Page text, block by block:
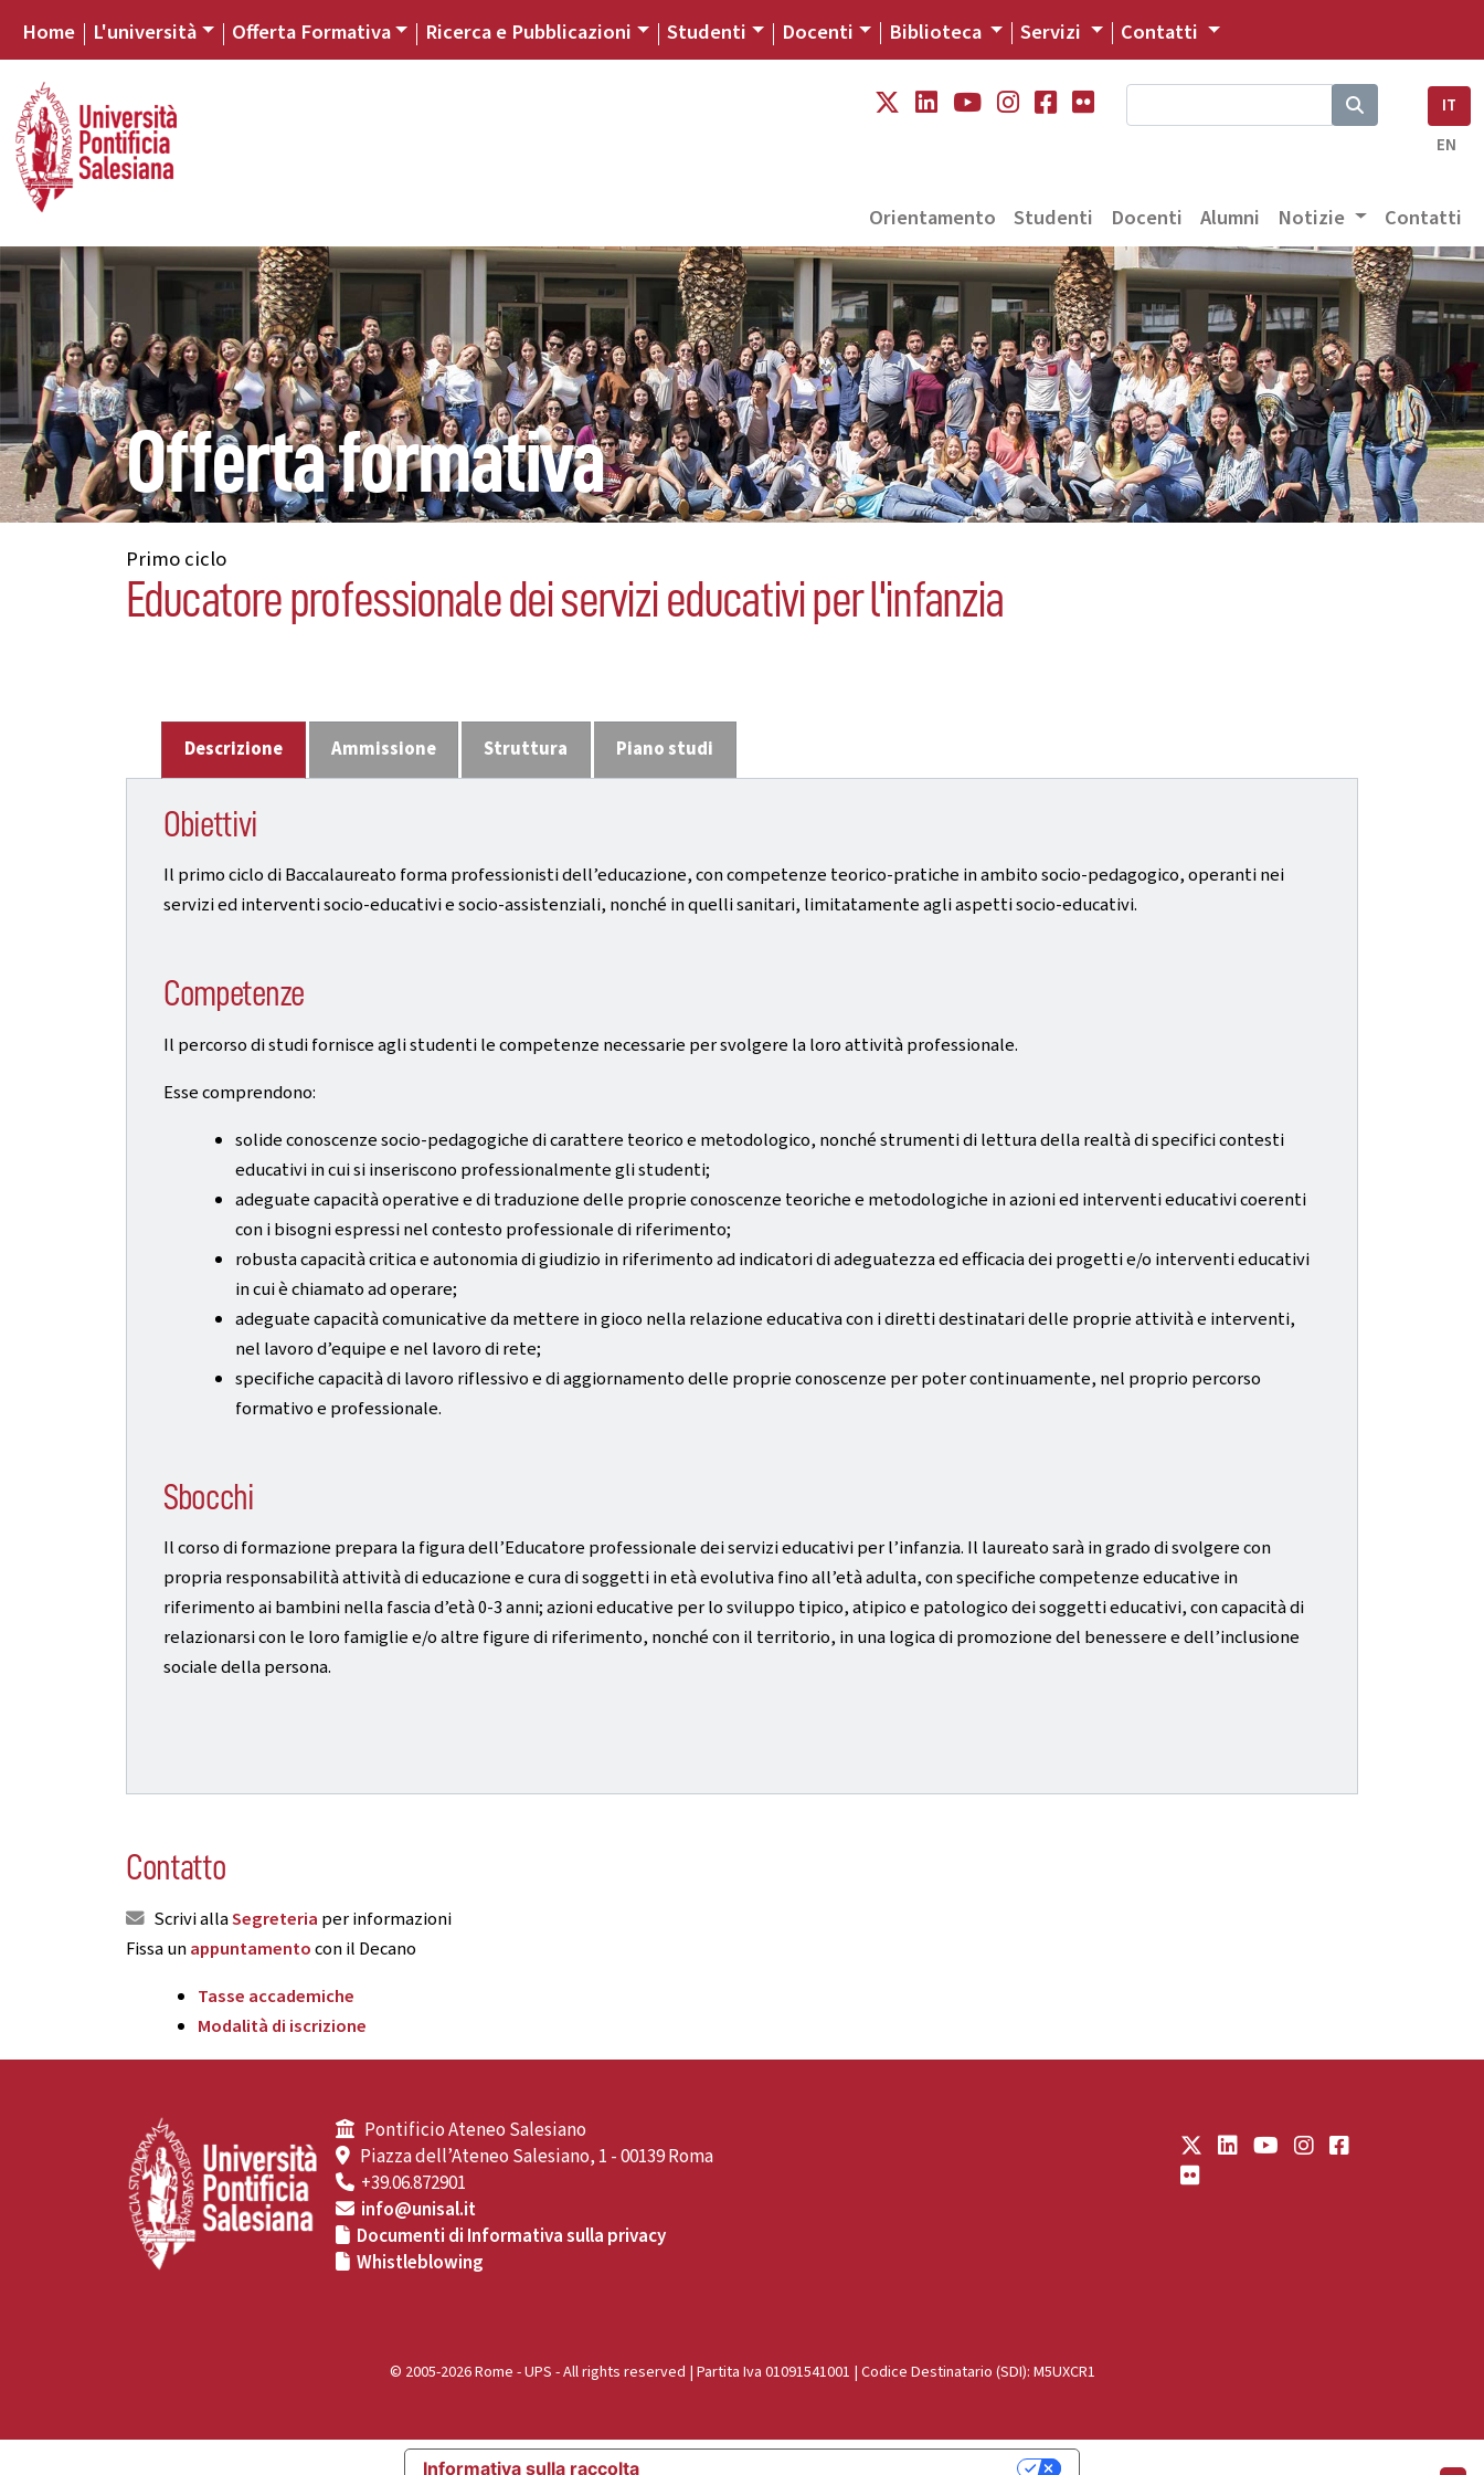
Home L'università Offerta Formativa Ricerca e Pubblicazioni Studenti Docenti Biblioteca Servizi Contatti
IT
EN
Orientamento Studenti Docenti Alumni Notizie Contatti
Offerta formativa
Primo ciclo
Educatore professionale dei servizi educativi per l'infanzia
Descrizione Ammissione Struttura Piano studi
Obiettivi
Il primo ciclo di Baccalaureato forma professionisti dell’educazione, con competenze teorico-pratiche in ambito socio-pedagogico, operanti nei
servizi ed interventi socio-educativi e socio-assistenziali, nonché in quelli sanitari, limitatamente agli aspetti socio-educativi.
Competenze
Il percorso di studi fornisce agli studenti le competenze necessarie per svolgere la loro attività professionale.
Esse comprendono:
solide conoscenze socio-pedagogiche di carattere teorico e metodologico, nonché strumenti di lettura della realtà di specifici contesti
educativi in cui si inseriscono professionalmente gli studenti;
adeguate capacità operative e di traduzione delle proprie conoscenze teoriche e metodologiche in azioni ed interventi educativi coerenti
con i bisogni espressi nel contesto professionale di riferimento;
robusta capacità critica e autonomia di giudizio in riferimento ad indicatori di adeguatezza ed efficacia dei progetti e/o interventi educativi
in cui è chiamato ad operare;
adeguate capacità comunicative da mettere in gioco nella relazione educativa con i diretti destinatari delle proprie attività e interventi,
nel lavoro d’equipe e nel lavoro di rete;
specifiche capacità di lavoro riflessivo e di aggiornamento delle proprie conoscenze per poter continuamente, nel proprio percorso
formativo e professionale.
Sbocchi
Il corso di formazione prepara la figura dell’Educatore professionale dei servizi educativi per l’infanzia. Il laureato sarà in grado di svolgere con
propria responsabilità attività di educazione e cura di soggetti in età evolutiva fino all’età adulta, con specifiche competenze educative in
riferimento ai bambini nella fascia d’età 0-3 anni; azioni educative per lo sviluppo tipico, atipico e patologico dei soggetti educativi, con capacità di
relazionarsi con le loro famiglie e/o altre figure di riferimento, nonché con il territorio, in una logica di promozione del benessere e dell’inclusione
sociale della persona.
Contatto
Scrivi allaSegreteria per informazioni
Fissa unappuntamentocon il Decano
Tasse accademiche
Modalità di iscrizione
Pontificio Ateneo Salesiano
Piazza dell’Ateneo Salesiano, 1 - 00139 Roma
+39.06.872901
info@unisal.it
Documenti di Informativa sulla privacy
Whistleblowing
© 2005-2026 Rome - UPS - All rights reserved | Partita Iva 01091541001 | Codice Destinatario (SDI): M5UXCR1
Informativa sulla raccolta